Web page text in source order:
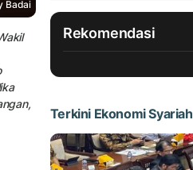
Badai
Rekomendasi
Terkini Ekonomi Syariah